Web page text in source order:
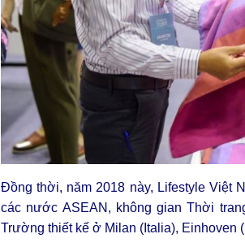
Đồng thời, năm 2018 này, Lifestyle Việt
các nước ASEAN, không gian Thời
Trường thiết kế ở Milan (Italia), Einhoven